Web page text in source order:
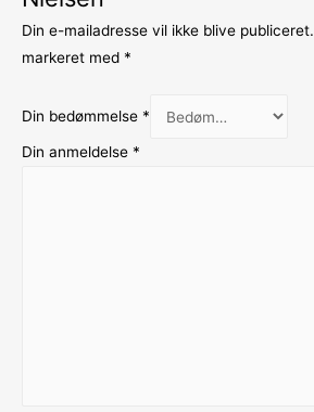
Din e-mailadresse vil ikke blive publiceret.
markeret med *
Din bedømmelse *
Din anmeldelse *